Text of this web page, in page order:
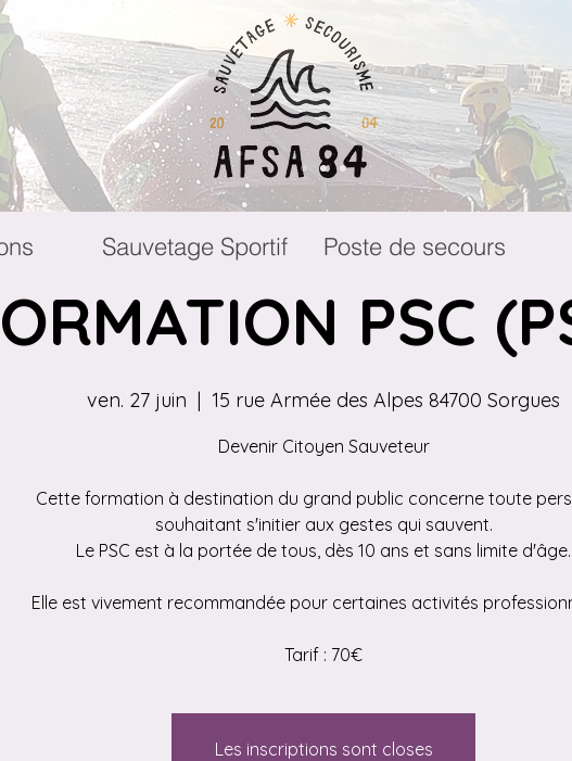
PSC
ven. 27 juin
  |
15 rue Armée des Alpes 84700 Sorgues
Devenir Citoyen Sauveteur
Cette formation à destination du grand public concerne toute
souhaitant s'initier aux gestes qui sauvent.
Le PSC est à la portée de tous, dès 10 ans et sans limite d'âge.
Elle est vivement recommandée pour certaines activités
Tarif : 70€
Les inscriptions sont closes
Sauvetage Sportif Poste de secours